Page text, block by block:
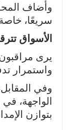
وأضاف
سريعًا،
الأسواق
يرى
واستمرار
وفي
الواجهة،
بتوازن